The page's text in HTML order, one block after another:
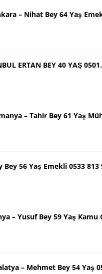
– Nihat Bey 64 Yaş
ERTAN BEY 40 YAŞ
– Tahir Bey 61 Yaş
Bey 56 Yaş Emekli 0533
– Yusuf Bey 59 Yaş Kamu
– Mehmet Bey 54 Yaş